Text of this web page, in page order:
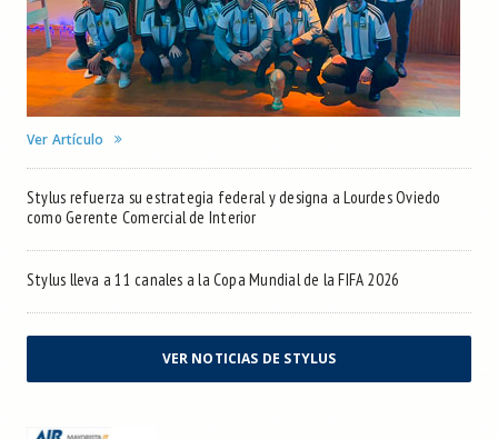
Ver Artículo
Stylus refuerza su estrategia federal y designa a Lourdes Oviedo
como Gerente Comercial de Interior
Stylus lleva a 11 canales a la Copa Mundial de la FIFA 2026
VER NOTICIAS DE STYLUS